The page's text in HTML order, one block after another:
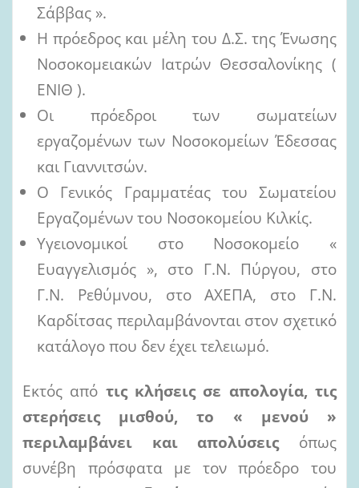
Σάββας ».
Η πρόεδρος και μέλη του Δ.Σ. της Ένωσης
Νοσοκομειακών Ιατρών Θεσσαλονίκης (
ΕΝΙΘ ).
Οι πρόεδροι των σωματείων
εργαζομένων των Νοσοκομείων Έδεσσας
και Γιαννιτσών.
Ο Γενικός Γραμματέας του Σωματείου
Εργαζομένων του Νοσοκομείου Κιλκίς.
Υγειονομικοί στο Νοσοκομείο «
Ευαγγελισμός », στο Γ.Ν. Πύργου, στο
Γ.Ν. Ρεθύμνου, στο ΑΧΕΠΑ, στο Γ.Ν.
Καρδίτσας περιλαμβάνονται στον σχετικό
κατάλογο που δεν έχει τελειωμό.
Εκτός από τις κλήσεις σε απολογία, τις
στερήσεις μισθού, το « μενού »
περιλαμβάνει και απολύσεις όπως
συνέβη πρόσφατα με τον πρόεδρο του